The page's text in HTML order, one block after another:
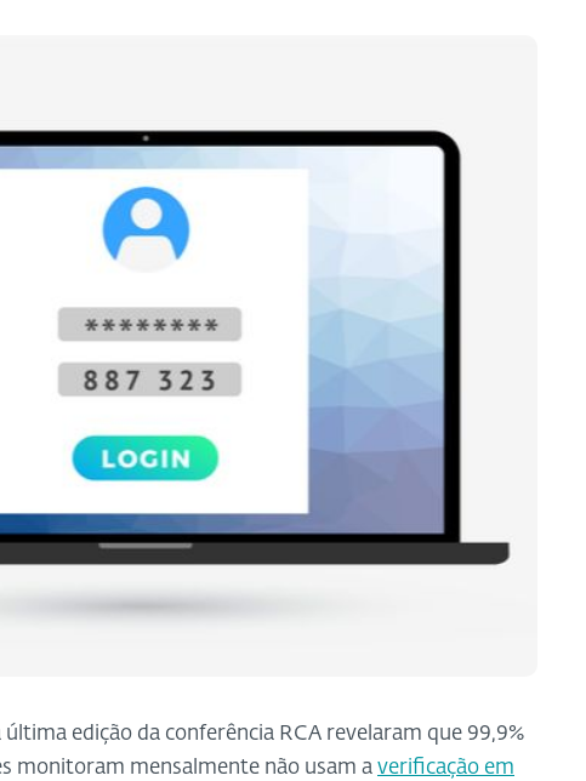
edição da conferência RCA revelaram que 99,9%
monitoram mensalmente não usam a verificação em